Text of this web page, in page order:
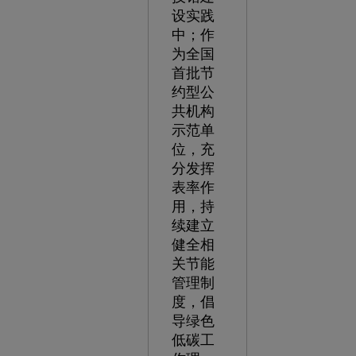
设实践
中；作
为全国
首批节
约型公
共机构
示范单
位，充
分发挥
表率作
用，持
续建立
健全相
关节能
管理制
度，倡
导绿色
低碳工